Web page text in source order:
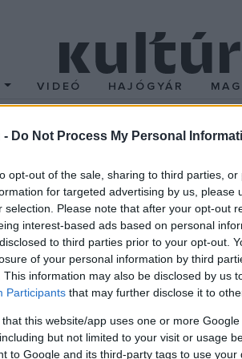
- Do Not Process My Personal
opt-out of the sale, sharing to third parties,
for targeted advertising by us, please
selection. Please note that after your opt-out
interest-based ads based on personal
to third parties prior to your opt-out.
of your personal information by third
This information may also be disclosed by us
Participants that may further disclose it to
that this website/app uses one or more
but not limited to your visit or usage
to Google and its third-party tags to use
VIDEÓ HAJÓGYÁR
teljes a
nem jó támaszkodni, mert
fejedelemre utal: ő az a "törött
a második rész címében szereplő
aktualizálást, mégis a mához szól: a
most bemutatásra kerülő harmadik